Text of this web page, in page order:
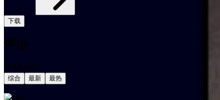
下载
评论
共0条评论
综合 最新 最热